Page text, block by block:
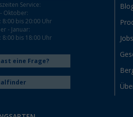
Kolbermoor (3)
Leipzig - Wiedemar (1)
Leverkusen (1)
Losheim (2)
Lyon (FR) (1)
Magdeburg (4)
Service:
Oktober:
8:00 bis 20:00 Uhr
- Januar:
8:00 bis 18:00 Uhr
eine Frage?